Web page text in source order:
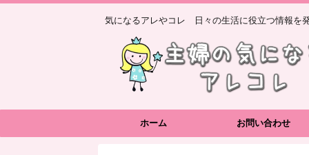
気になるアレやコレ 日々の生活に役立つ情報を
ホーム お問い合わせ